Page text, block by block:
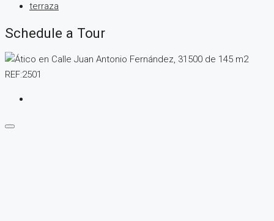
terraza
Schedule a Tour